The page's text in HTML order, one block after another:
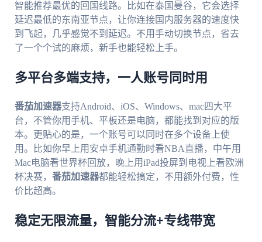
智能推荐最优的回国线路。比如在泰国曼谷，它会选择
延迟最低的东南亚节点，让你连接国内服务器的速度快
到飞起，几乎感觉不到延迟。不用手动切换节点，省去
了一个个试的麻烦，新手也能轻松上手。
多平台多端支持，一人账号同时用
番茄加速器支持Android、iOS、Windows、mac四大平
台，不管你用手机、平板还是电脑，都能找到对应的版
本。更贴心的是，一个账号可以同时在多个设备上使
用。比如你早上用安卓手机通勤时看NBA直播，中午用
Mac电脑看世界杯回放，晚上用iPad投屏到电视上看欧洲
杯决赛， 番茄加速器都能轻松搞定，不用额外付费，性
价比超高。
稳定无限流量，智能分流+专线带宽